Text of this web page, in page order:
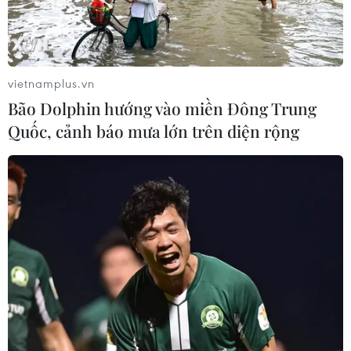
Từ hạt nhân đến eo biển
Hormuz: Đòn bẩy chiến lược mới của
Iran
06/08/2026 04:36
Xung đột Hamas-Israel: Israel chưa
chấp thuận kế hoạch về Dải Gaza
06/08/2026 03:45
Mỹ dỡ bỏ lệnh trừng phạt đối với
hãng hàng không Iraq
06/08/2026 03:34
vietnamplus.vn
Bão Dolphin hướng vào miền Đông Trung
Quốc, cảnh báo mưa lớn trên diện rộng